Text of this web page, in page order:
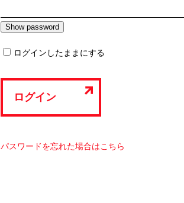
ログインしたままにする
ログイン
パスワードを忘れた場合はこちら